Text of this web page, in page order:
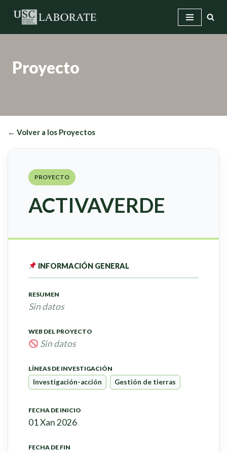
Saltar
Proyecto
← Volver a los Proyectos
PROYECTO
ACTIVAVERDE
INFORMACIÓN GENERAL
RESUMEN
Sin datos
WEB DEL PROYECTO
Sin datos
LÍNEAS DE INVESTIGACIÓN
Investigación-acción Gestión de tierras
FECHA DE INICIO
01 Xan 2026
FECHA DE FIN